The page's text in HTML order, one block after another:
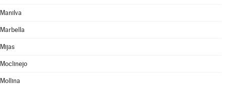
Manilva
Marbella
Mijas
Moclinejo
Mollina